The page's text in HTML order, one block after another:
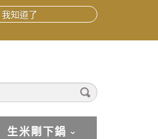
生米剛下鍋
我知道了